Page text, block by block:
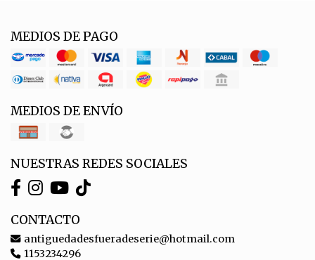
MEDIOS DE PAGO
MEDIOS DE ENVÍO
NUESTRAS REDES SOCIALES
CONTACTO
antiguedadesfueradeserie@hotmail.com
1153234296